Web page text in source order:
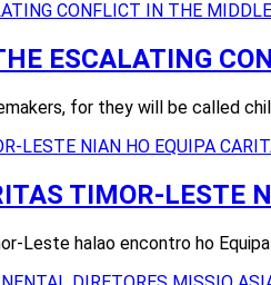
ESCALATING
for they will be called
TIMOR-LESTE
Leste halao encontro ho